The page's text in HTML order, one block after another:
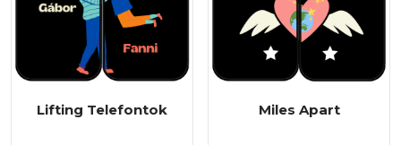
Lifting Telefontok Miles Apart